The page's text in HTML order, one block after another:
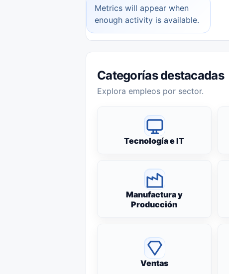
Metrics will appear when
enough activity is available.
Categorías destacadas
Explora empleos por sector.
Tecnología e IT
Manufactura y
Producción
Ventas